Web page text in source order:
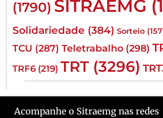
(1790) SITRAEMG
Solidariedade (384) Sorteio
TCU (287) Teletrabalho (298)
TRF6 (219) TRT (3296)
Acompanhe o Sitraemg nas redes